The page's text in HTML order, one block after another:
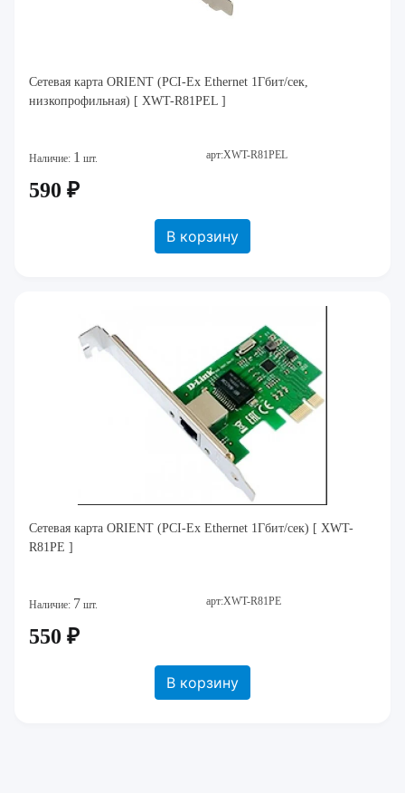
Сетевая карта ORIENT (PCI-Ex Ethernet 1Гбит/сек,
низкопрофильная) [ XWT-R81PEL ]
Наличие: 1 шт. арт:XWT-R81PEL
590 ₽
В корзину
Сетевая карта ORIENT (PCI-Ex Ethernet 1Гбит/сек) [ XWT-
R81PE ]
Наличие: 7 шт. арт:XWT-R81PE
550 ₽
В корзину